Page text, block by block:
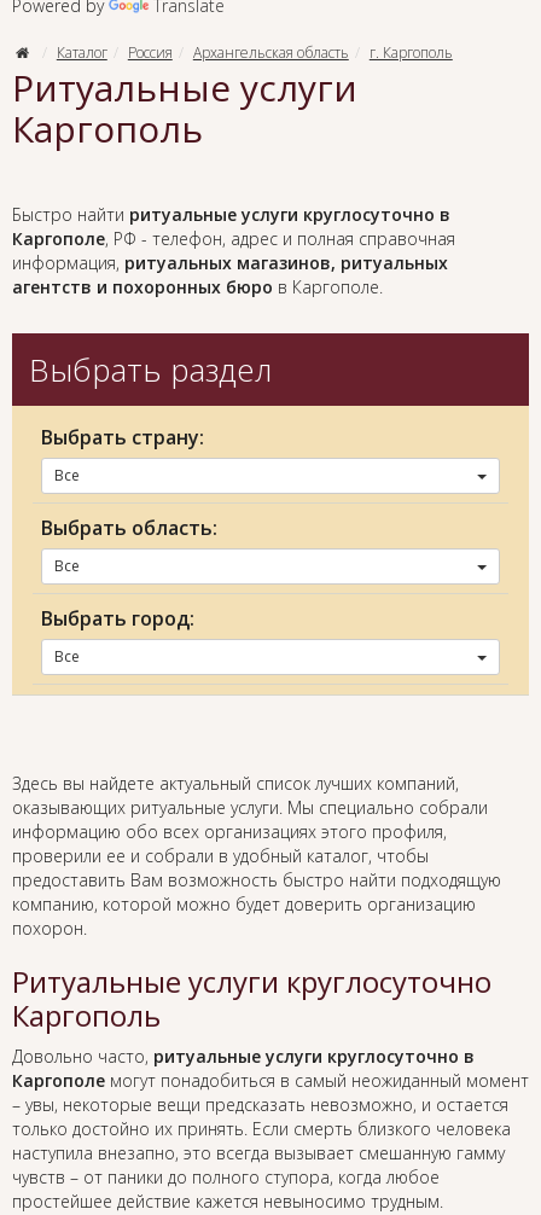
Powered by Translate
Каталог Россия Архангельская область г. Каргополь
Ритуальные услуги
Каргополь
Быстро найти ритуальные услуги круглосуточно в
Каргополе, РФ - телефон, адрес и полная справочная
информация, ритуальных магазинов, ритуальных
агентств и похоронных бюро в Каргополе.
Выбрать раздел
Выбрать страну:
Все
Выбрать область:
Все
Выбрать город:
Все
Здесь вы найдете актуальный список лучших компаний,
оказывающих ритуальные услуги. Мы специально собрали
информацию обо всех организациях этого профиля,
проверили ее и собрали в удобный каталог, чтобы
предоставить Вам возможность быстро найти подходящую
компанию, которой можно будет доверить организацию
похорон.
Ритуальные услуги круглосуточно
Каргополь
Довольно часто, ритуальные услуги круглосуточно в
Каргополе могут понадобиться в самый неожиданный момент
– увы, некоторые вещи предсказать невозможно, и остается
только достойно их принять. Если смерть близкого человека
наступила внезапно, это всегда вызывает смешанную гамму
чувств – от паники до полного ступора, когда любое
простейшее действие кажется невыносимо трудным.